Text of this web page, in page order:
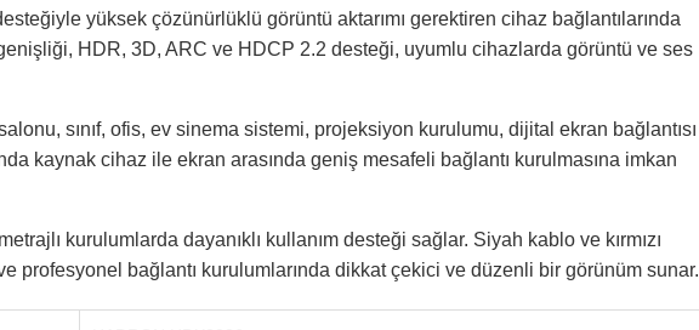
yüksek çözünürlüklü görüntü aktarımı gerektiren cihaz bağlantılarında
HDR, 3D, ARC ve HDCP 2.2 desteği, uyumlu cihazlarda görüntü ve ses
sınıf, ofis, ev sinema sistemi, projeksiyon kurulumu, dijital ekran bağlantısı
kaynak cihaz ile ekran arasında geniş mesafeli bağlantı kurulmasına imkan
kurulumlarda dayanıklı kullanım desteği sağlar. Siyah kablo ve kırmızı
profesyonel bağlantı kurulumlarında dikkat çekici ve düzenli bir görünüm sunar.